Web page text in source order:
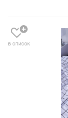
в список